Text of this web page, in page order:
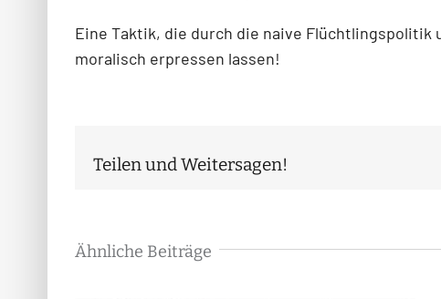
Eine Taktik, die durch die naive
moralisch erpressen lassen!
Teilen und Weitersagen!
Ähnliche Beiträge